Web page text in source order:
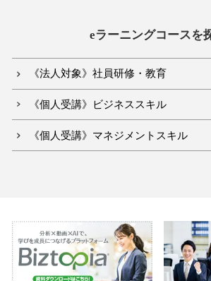
eラーニングコースを
《法人対象》社員研修・教育
《個人受講》ビジネススキル
《個人受講》マネジメントスキル